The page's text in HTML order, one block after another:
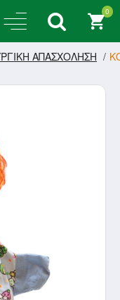
0
ΑΠΑΣΧΟΛΗΣΗ